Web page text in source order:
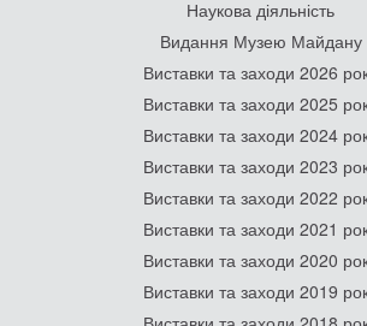
Наукова діяльність
Видання Музею Майдану
Виставки та заходи 2026
Виставки та заходи 2025
Виставки та заходи 2024
Виставки та заходи 2023
Виставки та заходи 2022
Виставки та заходи 2021
Виставки та заходи 2020
Виставки та заходи 2019